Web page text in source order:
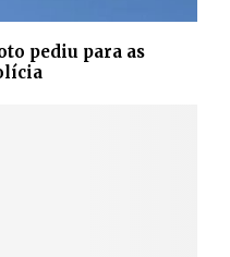
pediu para as